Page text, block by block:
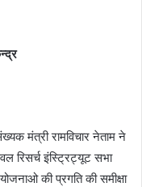
मंत्री रामविचार नेताम ने
रिसर्च इंस्ट्रिट्यूट सभा
की प्रगति की समीक्षा